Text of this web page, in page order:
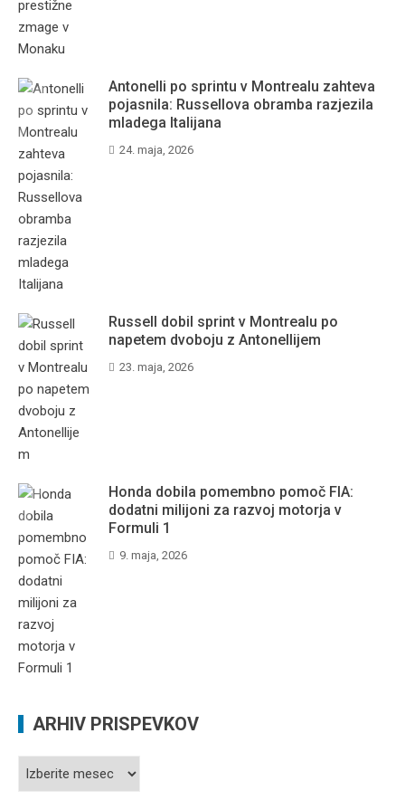
Antonelli po sprintu v Montrealu zahteva
pojasnila: Russellova obramba razjezila
mladega Italijana
24. maja, 2026
Russell dobil sprint v Montrealu po
napetem dvoboju z Antonellijem
23. maja, 2026
Honda dobila pomembno pomoč FIA:
dodatni milijoni za razvoj motorja v
Formuli 1
9. maja, 2026
ARHIV PRISPEVKOV
Arhiv